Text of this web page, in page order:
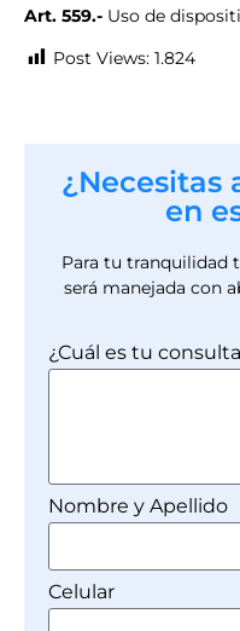
Art. 559.- Uso de
Post Views: 1.824
¿Necesitas
en
Para tu tranquilidad
será manejada con
¿Cuál es tu
Nombre y Apellido
Celular